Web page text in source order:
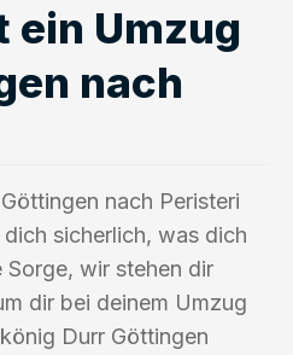
ein Umzug
nach
nach Peristeri
sicherlich, was dich
wir stehen dir
dir bei deinem Umzug
Durr Göttingen